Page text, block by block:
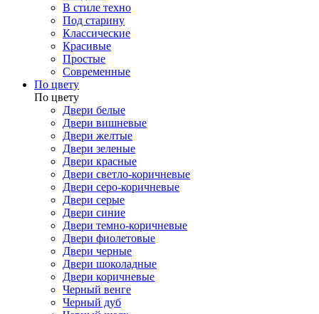
В стиле техно
Под старину
Классические
Красивые
Простые
Современные
По цвету
По цвету
Двери белые
Двери вишневые
Двери желтые
Двери зеленые
Двери красные
Двери светло-коричневые
Двери серо-коричневые
Двери серые
Двери синие
Двери темно-коричневые
Двери фиолетовые
Двери черные
Двери шоколадные
Двери коричневые
Черный венге
Черный дуб